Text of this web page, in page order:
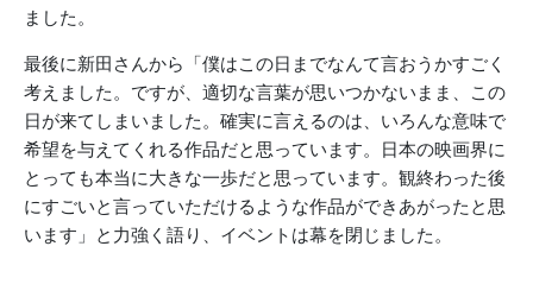
ました。
最後に新田さんから「僕はこの日までなんて言おうかすごく
考えました。ですが、適切な言葉が思いつかないまま、この
日が来てしまいました。確実に言えるのは、いろんな意味で
希望を与えてくれる作品だと思っています。日本の映画界に
とっても本当に大きな一歩だと思っています。観終わった後
にすごいと言っていただけるような作品ができあがったと思
います」と力強く語り、イベントは幕を閉じました。